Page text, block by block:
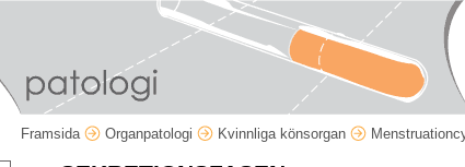
Framsida Organpatologi Kvinnliga könsorgan